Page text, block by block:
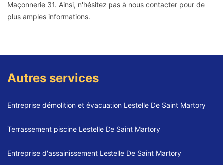
Maçonnerie 31. Ainsi, n'hésitez pas à nous contacter pour de
plus amples informations.
Autres services
Entreprise démolition et évacuation Lestelle De Saint Martory
Terrassement piscine Lestelle De Saint Martory
Entreprise d'assainissement Lestelle De Saint Martory